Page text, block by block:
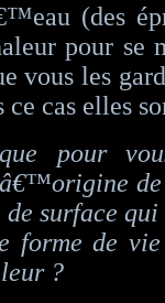
(des
pour se
vous les
cas elles
pour
surface qui
forme de
?